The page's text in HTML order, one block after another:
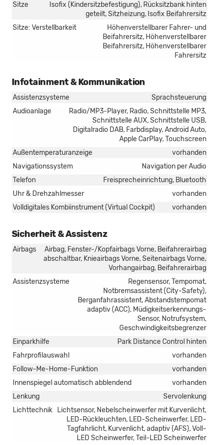
Sitze
Isofix (Kindersitzbefestigung), Rücksitzbank hinten
geteilt, Sitzheizung, Isofix Beifahrersitz
Sitze: Verstellbarkeit
Höhenverstellbarer Fahrer- und
Beifahrersitz, Höhenverstellbarer
Beifahrersitz, Höhenverstellbarer
Fahrersitz
Infotainment & Kommunikation
Assistenzsysteme
Sprachsteuerung
Audioanlage
Radio/MP3-Player, Radio, Schnittstelle MP3,
Schnittstelle AUX, Schnittstelle USB,
Digitalradio DAB, Farbdisplay, Android Auto,
Apple CarPlay, Touchscreen
Außentemperaturanzeige
vorhanden
Navigationssystem
Navigation per Audio
Telefon
Freisprecheinrichtung, Bluetooth
Uhr & Drehzahlmesser
vorhanden
Volldigitales Kombiinstrument (Virtual Cockpit)
vorhanden
Sicherheit & Assistenz
Airbags
Airbag, Fenster-/Kopfairbags Vorne, Beifahrerairbag
abschaltbar, Knieairbags Vorne, Seitenairbags Vorne,
Vorhangairbag, Beifahrerairbag
Assistenzsysteme
Regensensor, Tempomat,
Notbremsassistent (City-Safety),
Berganfahrassistent, Abstandstempomat
adaptiv (ACC), Müdigkeitserkennungs-
Sensor, Notrufsystem,
Geschwindigkeitsbegrenzer
Einparkhilfe
Park Distance Control hinten
Fahrprofilauswahl
vorhanden
Follow-Me-Home-Funktion
vorhanden
Innenspiegel automatisch abblendend
vorhanden
Lenkung
Servolenkung
Lichttechnik
Lichtsensor, Nebelscheinwerfer mit Kurvenlicht,
LED-Rückleuchten, LED-Scheinwerfer, LED-
Tagfahrlicht, Kurvenlicht, adaptiv (AFS), Voll-
LED Scheinwerfer, Teil-LED Scheinwerfer